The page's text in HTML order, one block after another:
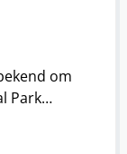
om
Park
de